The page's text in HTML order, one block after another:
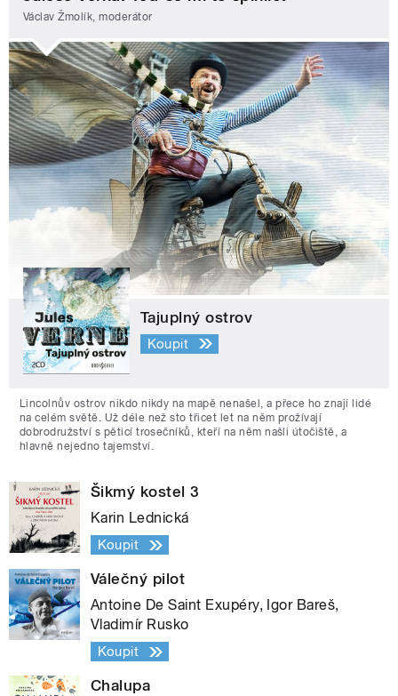
Václav Žmolík, moderátor
Tajuplný ostrov
Koupit
Lincolnův ostrov nikdo nikdy na mapě nenašel, a přece ho znají lidé
na celém světě. Už déle než sto třicet let na něm prožívají
dobrodružství s pěticí trosečníků, kteří na něm našli útočiště, a
hlavně nejedno tajemství.
Šikmý kostel 3
Karin Lednická
Koupit
Válečný pilot
Antoine De Saint Exupéry, Igor Bareš,
Vladimír Rusko
Koupit
Chalupa